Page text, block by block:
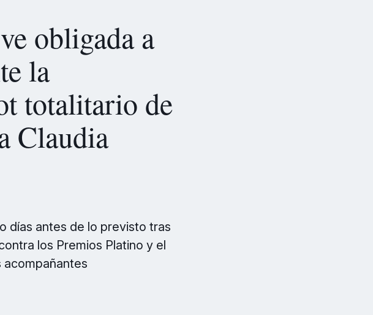
obligada a
la
totalitario de
Claudia
días antes de lo previsto tras
los Premios Platino y el
acompañantes